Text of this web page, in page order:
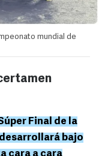
mundial de
Final de la
bajo